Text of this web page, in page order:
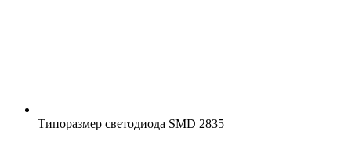
Типоразмер светодиода SMD 2835